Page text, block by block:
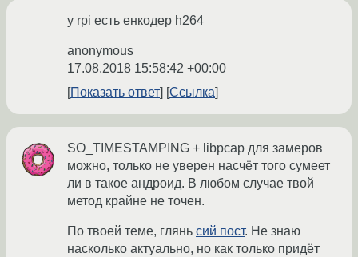
у rpi есть енкодер h264
anonymous
17.08.2018 15:58:42 +00:00
Показать ответ
Ссылка
SO_TIMESTAMPING + libpcap для замеров
можно, только не уверен насчёт того сумеет
ли в такое андроид. В любом случае твой
метод крайне не точен.
По твоей теме, глянь сий пост. Не знаю
насколько актуально, но как только придёт